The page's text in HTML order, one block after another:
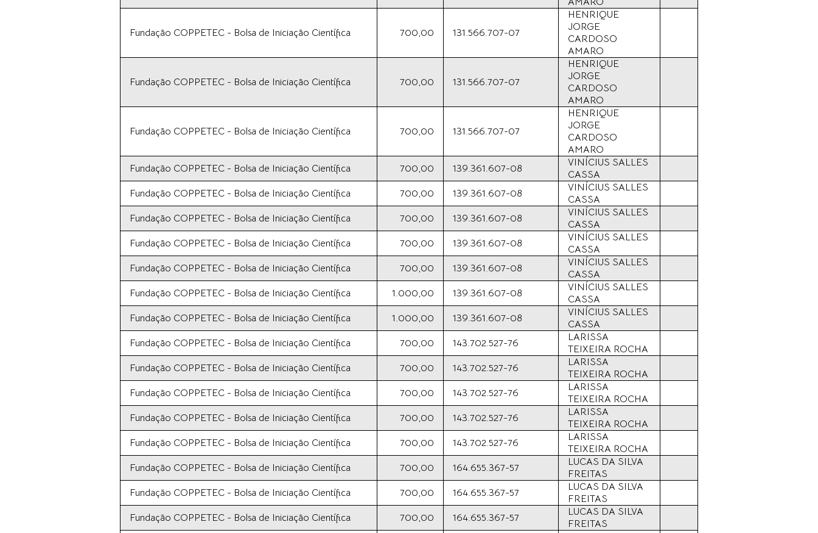
Fundação COPPETEC - Bolsa de Iniciação Científica 700,00 131.566.707-07
HENRIQUE
JORGE
CARDOSO
AMARO
Fundação COPPETEC - Bolsa de Iniciação Científica 700,00 131.566.707-07
HENRIQUE
JORGE
CARDOSO
AMARO
Fundação COPPETEC - Bolsa de Iniciação Científica 700,00 131.566.707-07
HENRIQUE
JORGE
CARDOSO
AMARO
Fundação COPPETEC - Bolsa de Iniciação Científica
700,00 139.361.607-08
VINÍCIUS SALLES
CASSA
Fundação COPPETEC - Bolsa de Iniciação Científica
700,00 139.361.607-08
VINÍCIUS SALLES
CASSA
Fundação COPPETEC - Bolsa de Iniciação Científica
700,00 139.361.607-08
VINÍCIUS SALLES
CASSA
Fundação COPPETEC - Bolsa de Iniciação Científica
700,00 139.361.607-08
VINÍCIUS SALLES
CASSA
Fundação COPPETEC - Bolsa de Iniciação Científica
700,00 139.361.607-08
VINÍCIUS SALLES
CASSA
Fundação COPPETEC - Bolsa de Iniciação Científica
1.000,00 139.361.607-08
VINÍCIUS SALLES
CASSA
Fundação COPPETEC - Bolsa de Iniciação Científica
1.000,00 139.361.607-08
VINÍCIUS SALLES
CASSA
Fundação COPPETEC - Bolsa de Iniciação Científica
700,00 143.702.527-76
LARISSA
TEIXEIRA ROCHA
Fundação COPPETEC - Bolsa de Iniciação Científica
700,00 143.702.527-76
LARISSA
TEIXEIRA ROCHA
Fundação COPPETEC - Bolsa de Iniciação Científica
700,00 143.702.527-76
LARISSA
TEIXEIRA ROCHA
Fundação COPPETEC - Bolsa de Iniciação Científica
700,00 143.702.527-76
LARISSA
TEIXEIRA ROCHA
Fundação COPPETEC - Bolsa de Iniciação Científica
700,00 143.702.527-76
LARISSA
TEIXEIRA ROCHA
Fundação COPPETEC - Bolsa de Iniciação Científica
700,00 164.655.367-57
LUCAS DA SILVA
FREITAS
Fundação COPPETEC - Bolsa de Iniciação Científica
700,00 164.655.367-57
LUCAS DA SILVA
FREITAS
Fundação COPPETEC - Bolsa de Iniciação Científica
700,00 164.655.367-57
LUCAS DA SILVA
FREITAS